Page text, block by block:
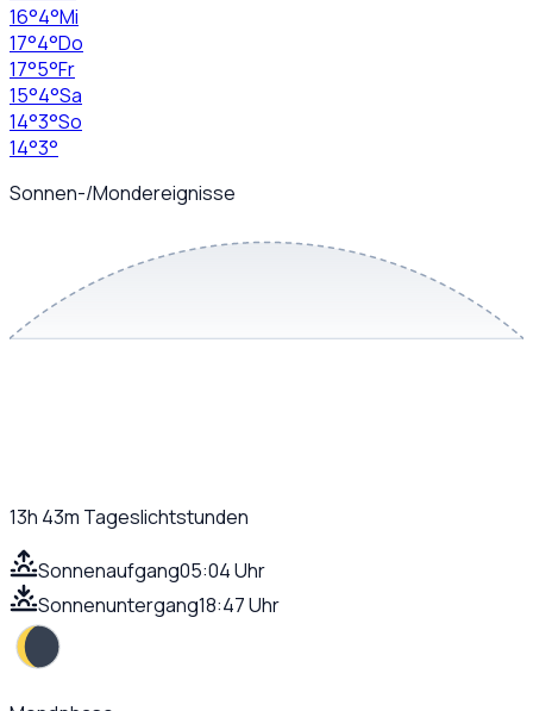
16°4°Mi
17°4°Do
17°5°Fr
15°4°Sa
14°3°So
14°3°
Sonnen-/Mondereignisse
13h 43m Tageslichtstunden
Sonnenaufgang05:04 Uhr
Sonnenuntergang18:47 Uhr